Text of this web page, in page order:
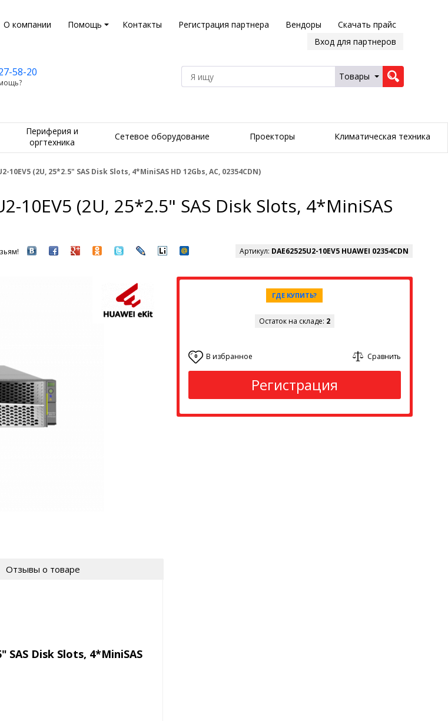
О компании Помощь Контакты Регистрация партнера Вендоры
Скачать прайс
Вход для партнеров
58-20 Товары
Периферия и
оргтехника
Сетевое оборудование Проекторы Климатическая техника
10EV5 (2U, 25*2.5" SAS Disk Slots, 4*MiniSAS HD 12Gbs, AC, 02354CDN)
10EV5 (2U, 25*2.5" SAS Disk Slots, 4*MiniSAS
Артикул: DAE62525U2-10EV5 HUAWEI 02354CDN
ГДЕ КУПИТЬ?
Остаток на складе: 2
0 В избранное Сравнить
Регистрация
Отзывы о товаре
SAS Disk Slots, 4*MiniSAS